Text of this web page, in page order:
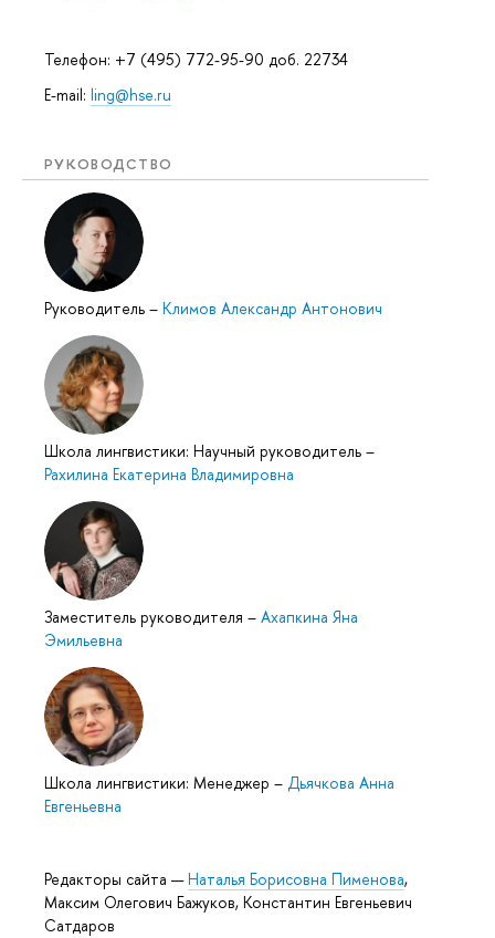
Телефон: +7 (495) 772-95-90 доб. 22734
E-mail: ling@hse.ru
РУКОВОДСТВО
Руководитель – Климов Александр Антонович
Школа лингвистики: Научный руководитель –
Рахилина Екатерина Владимировна
Заместитель руководителя – Ахапкина Яна
Эмильевна
Школа лингвистики: Менеджер – Дьячкова Анна
Евгеньевна
Редакторы сайта —Наталья Борисовна Пименова,
Максим Олегович Бажуков, Константин Евгеньевич
Сатдаров